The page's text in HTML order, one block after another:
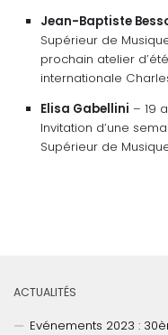
Jean-Baptiste
Supérieur de
prochain atelier
internationale
Elisa Gabellini – 19
Invitation d’une
Supérieur de
ACTUALITÉS
Evénements 2023 :